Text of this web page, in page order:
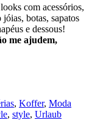
looks com acessórios,
jóias, botas, sapatos
e dessous!
me ajudem,
, Koffer, Moda
, style, Urlaub